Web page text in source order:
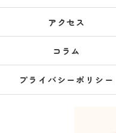
アクセス
コラム
プライバシーポリシー